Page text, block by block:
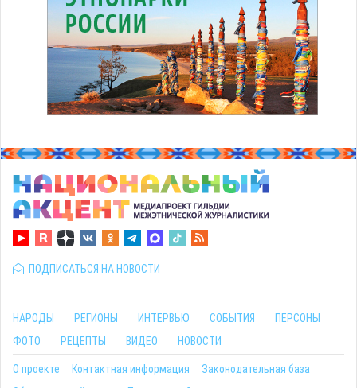
ПОДПИСАТЬСЯ НА НОВОСТИ
НАРОДЫ РЕГИОНЫ ИНТЕРВЬЮ СОБЫТИЯ
ПЕРСОНЫ
ФОТО
РЕЦЕПТЫ ВИДЕО НОВОСТИ
О проекте Контактная информация
Законодательная база